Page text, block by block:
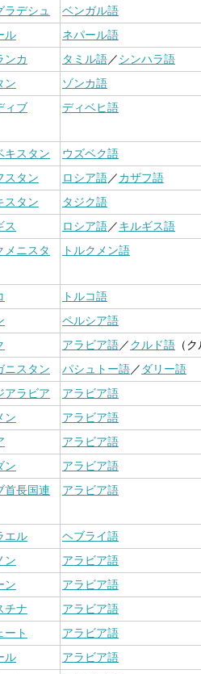
ラデシュ
ベンガル語
ル
ネパール語
ンカ
タミル語／シンハラ語
ン
ゾンカ語
ィブ ディベヒ語
キスタン
ウズベク語
スタン
ロシア語／カザフ語
スタン
タジク語
ス
ロシア語／キルギス語
メニスタ
トルクメン語
トルコ語
ペルシア語
アラビア語／クルド語 （
ニスタン
パシュトー語／ ダリー語
アラビア
アラビア語
ン
アラビア語
アラビア語
ン
アラビア語
首長国連
アラビア語
エル
ヘブライ語
ン
アラビア語
ン
アラビア語
チナ
アラビア語
ート
アラビア語
ル
アラビア語